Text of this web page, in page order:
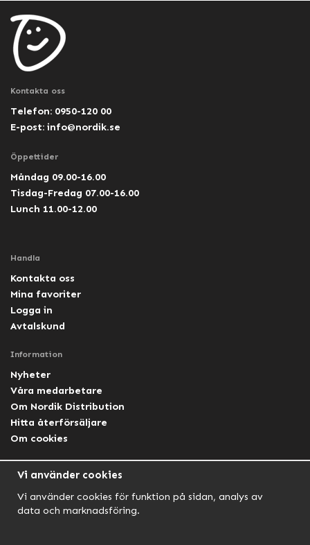
Kontakta oss
Telefon: 0950-120 00
E-post: info@nordik.se
Öppettider
Måndag 09.00-16.00
Tisdag-Fredag 07.00-16.00
Lunch 11.00-12.00
Handla
Kontakta oss
Mina favoriter
Logga in
Avtalskund
Information
Nyheter
Våra medarbetare
Om Nordik Distribution
Hitta återförsäljare
Om cookies
Facebook Lightforce Sweden
Vi använder cookies
Vi använder cookies för funktion på sidan, analys av
data och marknadsföring.